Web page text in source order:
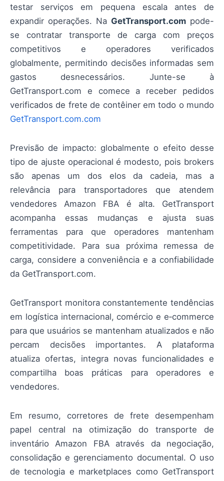
testar serviços em pequena escala antes de
expandir operações. Na GetTransport.com pode-
se contratar transporte de carga com preços
competitivos e operadores verificados
globalmente, permitindo decisões informadas sem
gastos desnecessários. Junte-se à
GetTransport.com e comece a receber pedidos
verificados de frete de contêiner em todo o mundo
GetTransport.com.com
Previsão de impacto: globalmente o efeito desse
tipo de ajuste operacional é modesto, pois brokers
são apenas um dos elos da cadeia, mas a
relevância para transportadores que atendem
vendedores Amazon FBA é alta. GetTransport
acompanha essas mudanças e ajusta suas
ferramentas para que operadores mantenham
competitividade. Para sua próxima remessa de
carga, considere a conveniência e a confiabilidade
da GetTransport.com.
GetTransport monitora constantemente tendências
em logística internacional, comércio e e‑commerce
para que usuários se mantenham atualizados e não
percam decisões importantes. A plataforma
atualiza ofertas, integra novas funcionalidades e
compartilha boas práticas para operadores e
vendedores.
Em resumo, corretores de frete desempenham
papel central na otimização do transporte de
inventário Amazon FBA através da negociação,
consolidação e gerenciamento documental. O uso
de tecnologia e marketplaces como GetTransport